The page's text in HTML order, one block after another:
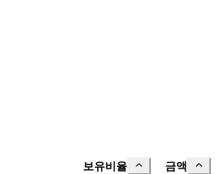
보유비율 금액